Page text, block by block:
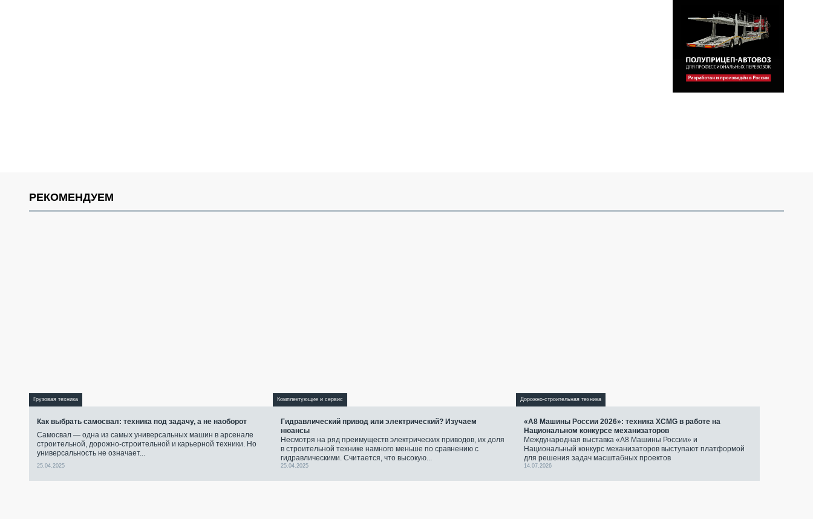
РЕКОМЕНДУЕМ
Грузовая техника
Как выбрать самосвал: техника под задачу, а не наоборот
Самосвал — одна из самых универсальных машин в арсенале
строительной, дорожно-строительной и карьерной техники. Но
универсальность не означает...
25.04.2025
Комплектующие и сервис
Гидравлический привод или электрический? Изучаем
нюансы
Несмотря на ряд преимуществ электрических приводов, их доля
в строительной технике намного меньше по сравнению с
гидравлическими. Считается, что высокую...
25.04.2025
Дорожно-строительная техника
«А8 Машины России 2026»: техника XCMG в работе на
Национальном конкурсе механизаторов
Международная выставка «А8 Машины России» и
Национальный конкурс механизаторов выступают платформой
для решения задач масштабных проектов
14.07.2026